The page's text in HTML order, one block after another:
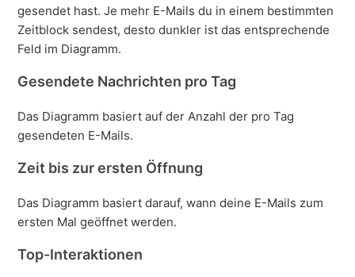
gesendet hast. Je mehr E-Mails du in einem bestimmten
Zeitblock sendest, desto dunkler ist das entsprechende
Feld im Diagramm.
Gesendete Nachrichten pro Tag
Das Diagramm basiert auf der Anzahl der pro Tag
gesendeten E-Mails.
Zeit bis zur ersten Öffnung
Das Diagramm basiert darauf, wann deine E-Mails zum
ersten Mal geöffnet werden.
Top-Interaktionen